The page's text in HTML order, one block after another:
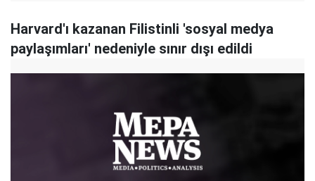
Harvard'ı kazanan Filistinli 'sosyal medya
paylaşımları' nedeniyle sınır dışı edildi